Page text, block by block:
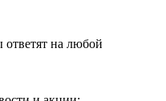
на любой